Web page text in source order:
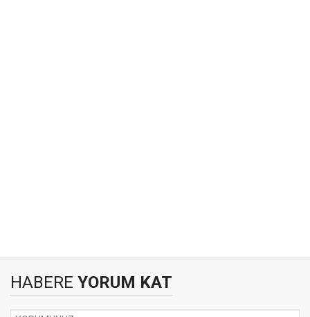
HABERE YORUM KAT